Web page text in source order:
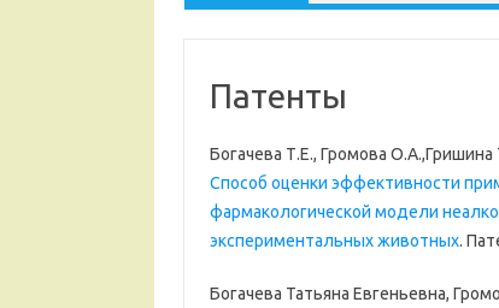
Патенты
Богачева Т.Е., Громова
Способ оценки эффективности
фармакологической модели
экспериментальных животных.
Богачева Татьяна Евгеньевна,